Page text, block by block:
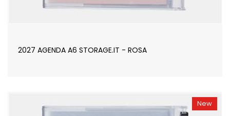
2027 AGENDA A6 STORAGE.IT - ROSA
New